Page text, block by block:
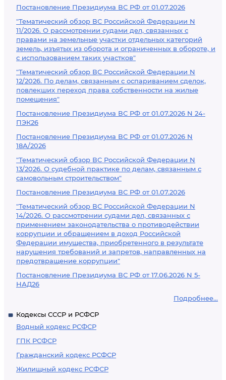
Постановление Президиума ВС РФ от 01.07.2026
"Тематический обзор ВС Российской Федерации N
11/2026. О рассмотрении судами дел, связанных с
правами на земельные участки отдельных категорий
земель, изъятых из оборота и ограниченных в обороте, и
с использованием таких участков"
"Тематический обзор ВС Российской Федерации N
12/2026. По делам, связанным с оспариванием сделок,
повлекших переход права собственности на жилые
помещения"
Постановление Президиума ВС РФ от 01.07.2026 N 24-
ПЭК26
Постановление Президиума ВС РФ от 01.07.2026 N
18А/2026
"Тематический обзор ВС Российской Федерации N
13/2026. О судебной практике по делам, связанным с
самовольным строительством"
Постановление Президиума ВС РФ от 01.07.2026
"Тематический обзор ВС Российской Федерации N
14/2026. О рассмотрении судами дел, связанных с
применением законодательства о противодействии
коррупции и обращением в доход Российской
Федерации имущества, приобретенного в результате
нарушения требований и запретов, направленных на
предотвращение коррупции"
Постановление Президиума ВС РФ от 17.06.2026 N 5-
НАД26
Подробнее...
Кодексы СССР и РСФСР
Водный кодекс РСФСР
ГПК РСФСР
Гражданский кодекс РСФСР
Жилищный кодекс РСФСР